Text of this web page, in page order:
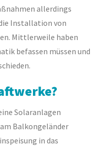
allerdings
Installation von
Mittlerweile haben
befassen müssen und
Solaranlagen
Balkongeländer
in das